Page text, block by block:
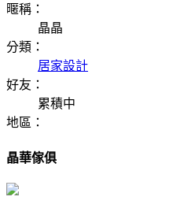
暱稱：
晶晶
分類：
居家設計
好友：
累積中
地區：
晶華傢俱